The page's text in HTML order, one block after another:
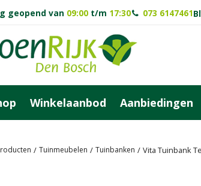
Tuinmeubelen Tuinbanken Vita Tuinbank
geopend van 09:00 t/m 17:30 073 6147461
Winkelaanbod Aanbiedingen